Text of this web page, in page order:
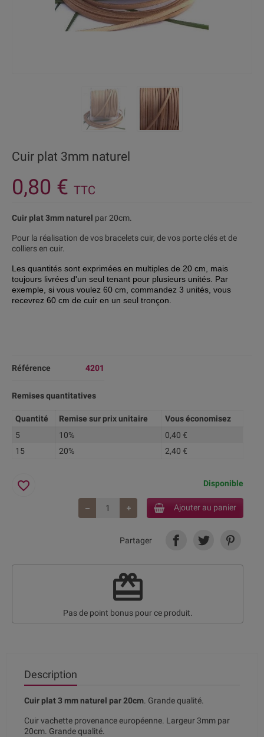
Cuir plat 3mm naturel
0,80 € TTC
Cuir plat 3mm naturel par 20cm.
Pour la réalisation de vos bracelets cuir, de vos porte clés et de
colliers en cuir.
Les quantités sont exprimées en multiples de 20 cm, mais
toujours livrées d'un seul tenant pour plusieurs unités. Par
exemple, si vous voulez 60 cm, commandez 3 unités, vous
recevrez 60 cm de cuir en un seul tronçon.
Référence 4201
Remises quantitatives
Quantité Remise sur prix unitaire
Vous économisez
5
10%
0,40 €
15
20% 2,40 €
Disponible
Ajouter au panier
favorite_border
Partager
redeem
Pas de point bonus pour ce produit.
Description
Cuir plat 3 mm naturel par 20cm. Grande qualité.
Cuir vachette provenance européenne. Largeur 3mm par
20cm. Grande qualité.